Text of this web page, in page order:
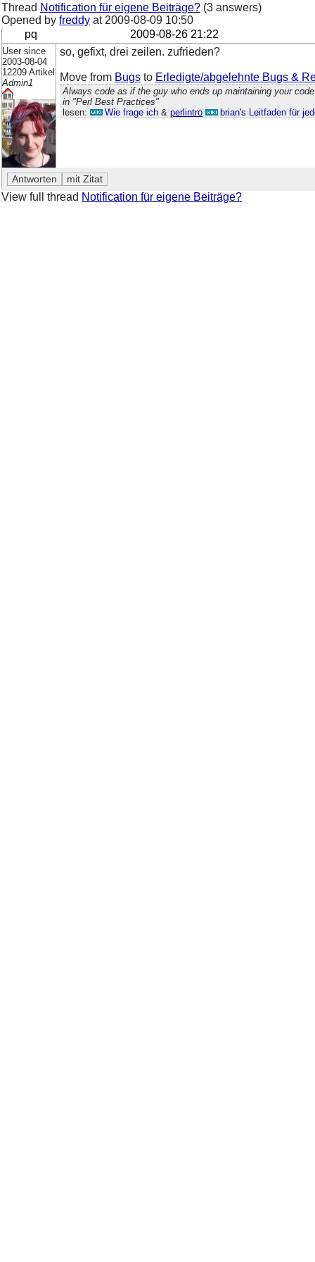
Thread Notification für eigene Beiträge? (3 answers)
Opened by freddy at 2009-08-09 10:50
pq
2009-08-26 21:22
User since
2003-08-04
12209 Artikel
Admin1
so, gefixt, drei zeilen. zufrieden?
Move from Bugsto Erledigte/abgelehnte Bugs &
Always code as if the guy who ends up maintaining your
in "Perl Best Practices"
lesen:
Wie frage ich &perlintro brian's Leitfaden für
View full thread Notification für eigene Beiträge?